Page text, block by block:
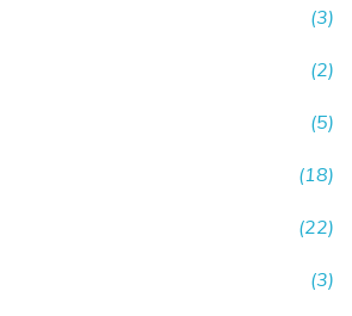
(3)
(2)
(5)
(18)
(22)
(3)